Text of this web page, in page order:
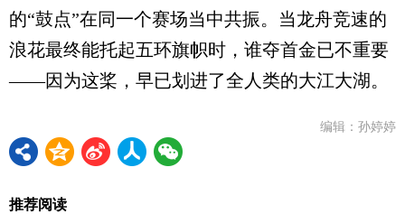
的“鼓点”在同一个赛场当中共振。当龙舟竞速的
浪花最终能托起五环旗帜时，谁夺首金已不重要
——因为这桨，早已划进了全人类的大江大湖。
编辑：孙婷婷
推荐阅读